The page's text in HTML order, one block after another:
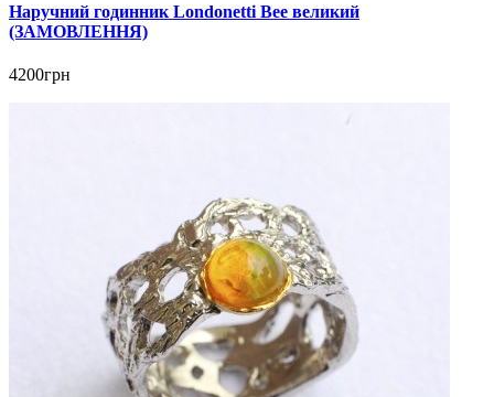
Наручний годинник Londonetti Bee великий
(ЗАМОВЛЕННЯ)
4200грн